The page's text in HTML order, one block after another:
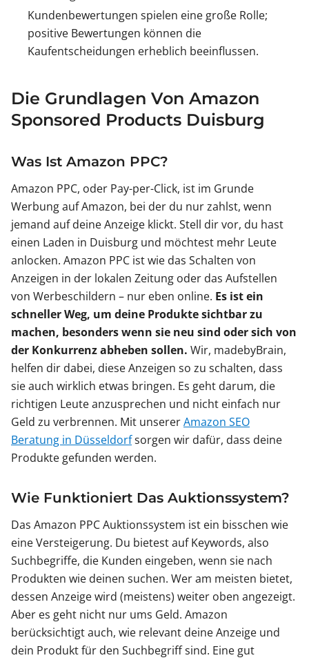
Kundenbewertungen spielen eine große Rolle;
positive Bewertungen können die
Kaufentscheidungen erheblich beeinflussen.
Die Grundlagen Von Amazon
Sponsored Products Duisburg
Was Ist Amazon PPC?
Amazon PPC, oder Pay-per-Click, ist im Grunde
Werbung auf Amazon, bei der du nur zahlst, wenn
jemand auf deine Anzeige klickt. Stell dir vor, du hast
einen Laden in Duisburg und möchtest mehr Leute
anlocken. Amazon PPC ist wie das Schalten von
Anzeigen in der lokalen Zeitung oder das Aufstellen
von Werbeschildern – nur eben online. Es ist ein
schneller Weg, um deine Produkte sichtbar zu
machen, besonders wenn sie neu sind oder sich von
der Konkurrenz abheben sollen. Wir, madebyBrain,
helfen dir dabei, diese Anzeigen so zu schalten, dass
sie auch wirklich etwas bringen. Es geht darum, die
richtigen Leute anzusprechen und nicht einfach nur
Geld zu verbrennen. Mit unsererAmazon SEO
Beratung in Düsseldorfsorgen wir dafür, dass deine
Produkte gefunden werden.
Wie Funktioniert Das Auktionssystem?
Das Amazon PPC Auktionssystem ist ein bisschen wie
eine Versteigerung. Du bietest auf Keywords, also
Suchbegriffe, die Kunden eingeben, wenn sie nach
Produkten wie deinen suchen. Wer am meisten bietet,
dessen Anzeige wird (meistens) weiter oben angezeigt.
Aber es geht nicht nur ums Geld. Amazon
berücksichtigt auch, wie relevant deine Anzeige und
dein Produkt für den Suchbegriff sind. Eine gut